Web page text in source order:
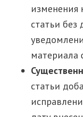
изменения
статьи без
материала
статьи